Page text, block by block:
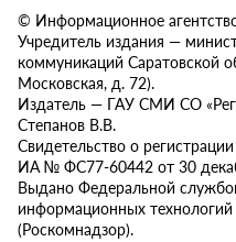
© Информационное
Учредитель издания —
коммуникаций Саратовской
Московская, д. 72).
Издатель — ГАУ СМИ СО
Степанов В.В.
Свидетельство о
ИА № ФС77-60442 от 30
Выдано Федеральной
информационных
(Роскомнадзор).